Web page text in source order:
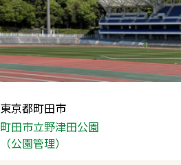
防球設備
施設管理
パークマネジメント
生）
東京都町田市
町田市立野津田公園
（公園管理）